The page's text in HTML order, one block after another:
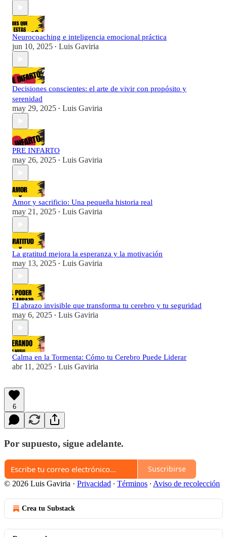
Neurocoaching e inteligencia emocional práctica
jun 10, 2025 • Luis Gaviria
Decisiones conscientes: el arte de vivir con propósito y
serenidad
may 29, 2025 • Luis Gaviria
PRE INFARTO
may 26, 2025 • Luis Gaviria
Amor y sacrificio: Una pequeña historia real
may 21, 2025 • Luis Gaviria
La gratitud mejora la esperanza y la motivación
may 13, 2025 • Luis Gaviria
El abrazo invisible que transforma tu cerebro y tu seguridad
may 6, 2025 • Luis Gaviria
Calma en la Tormenta: Cómo tu Cerebro Puede Liderar
abr 11, 2025 • Luis Gaviria
6
Por supuesto, sigue adelante.
Suscribirse
© 2026 Luis Gaviria · Privacidad ∙ Términos ∙ Aviso de recolección
Crea tu Substack